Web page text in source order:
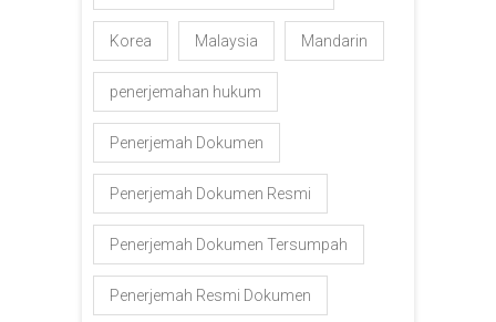
Korea Malaysia Mandarin
penerjemahan hukum
Penerjemah Dokumen
Penerjemah Dokumen Resmi
Penerjemah Dokumen Tersumpah
Penerjemah Resmi Dokumen